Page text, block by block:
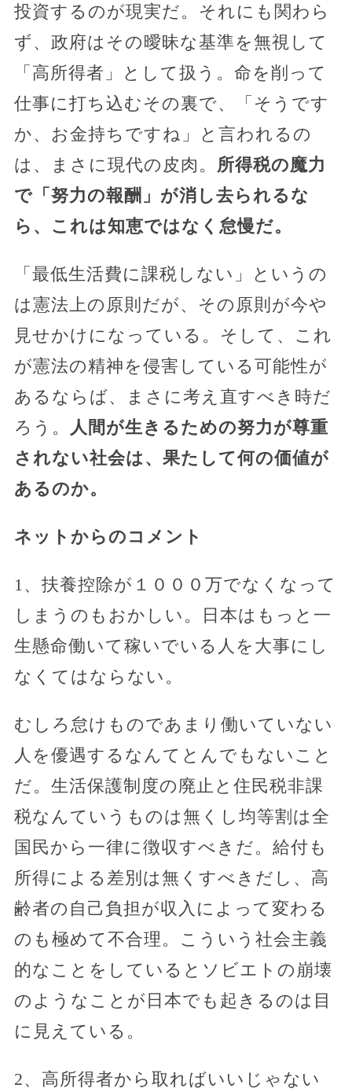
投資するのが現実だ。それにも関わら
ず、政府はその曖昧な基準を無視して
「高所得者」として扱う。命を削って
仕事に打ち込むその裏で、「そうです
か、お金持ちですね」と言われるの
は、まさに現代の皮肉。 所得税の魔力
で「努力の報酬」が消し去られるな
ら、これは知恵ではなく怠慢だ。
「最低生活費に課税しない」というの
は憲法上の原則だが、その原則が今や
見せかけになっている。そして、これ
が憲法の精神を侵害している可能性が
あるならば、まさに考え直すべき時だ
ろう。
人間が生きるための努力が尊重
されない社会は、果たして何の価値が
あるのか。
ネットからのコメント
1、扶養控除が１０００万でなくなって
しまうのもおかしい。日本はもっと一
生懸命働いて稼いでいる人を大事にし
なくてはならない。
むしろ怠けものであまり働いていない
人を優遇するなんてとんでもないこと
だ。生活保護制度の廃止と住民税非課
税なんていうものは無くし均等割は全
国民から一律に徴収すべきだ。給付も
所得による差別は無くすべきだし、高
齢者の自己負担が収入によって変わる
のも極めて不合理。こういう社会主義
的なことをしているとソビエトの崩壊
のようなことが日本でも起きるのは目
に見えている。
2、高所得者から取ればいいじゃない